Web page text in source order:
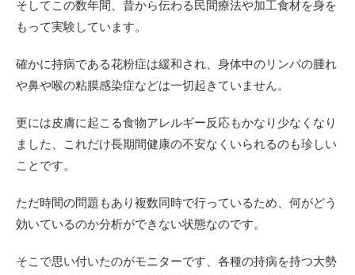
そしてこの数年間、昔から伝わる民間療法や加工食材を身を
もって実験しています。
確かに持病である花粉症は緩和され、身体中のリンパの腫れ
や鼻や喉の粘膜感染症などは一切起きていません。
更には皮膚に起こる食物アレルギー反応もかなり少なくなり
ました、これだけ長期間健康の不安なくいられるのも珍しい
ことです。
ただ時間の問題もあり複数同時で行っているため、何がどう
効いているのか分析ができない状態なのです。
そこで思い付いたのがモニターです、各種の持病を持つ大勢